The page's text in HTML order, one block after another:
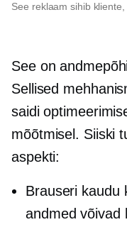
See reklaam sihib
See on
Sellised
saidi
mõõtmisel. Siiski
aspekti:
Brauseri kaudu
andmed võivad